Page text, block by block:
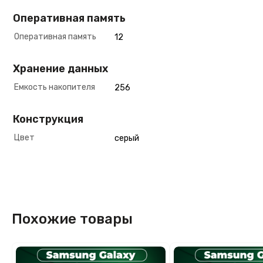
Оперативная память
Оперативная память 12
Хранение данных
Емкость накопителя 256
Конструкция
Цвет серый
Похожие товары